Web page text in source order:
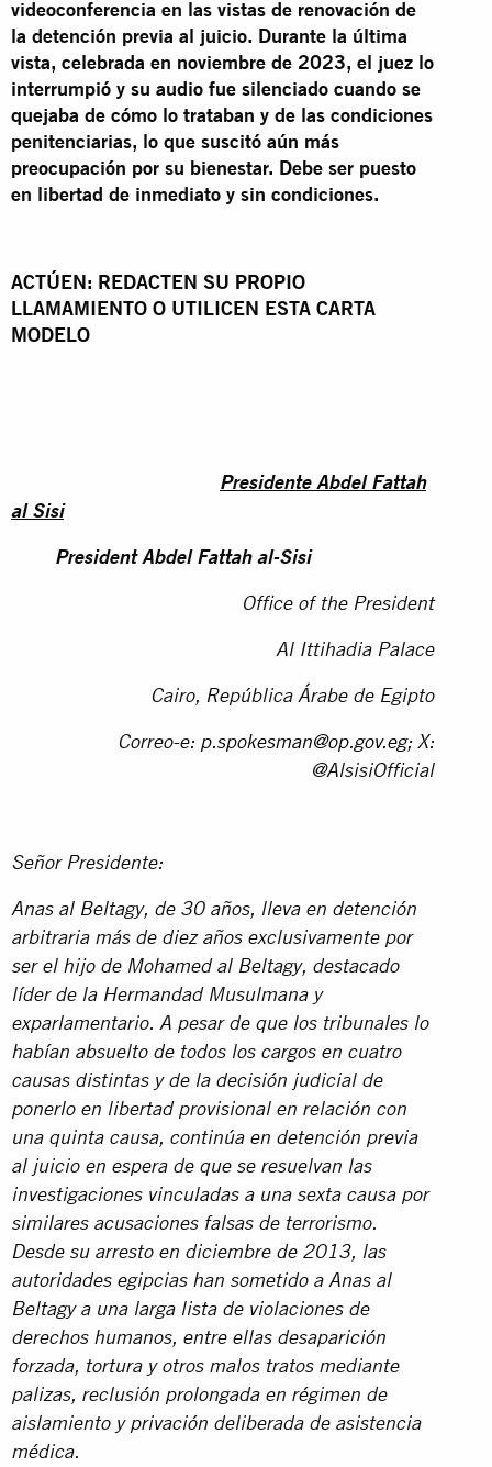
videoconferencia en las vistas de renovación de
la detención previa al juicio. Durante la última
vista, celebrada en noviembre de 2023, el juez lo
interrumpió y su audio fue silenciado cuando se
quejaba de cómo lo trataban y de las condiciones
penitenciarias, lo que suscitó aún más
preocupación por su bienestar. Debe ser puesto
en libertad de inmediato y sin condiciones.
ACTÚEN: REDACTEN SU PROPIO
LLAMAMIENTO O UTILICEN ESTA CARTA
MODELO
Presidente Abdel Fattah
al Sisi
President Abdel Fattah al-Sisi
Office of the President
Al Ittihadia Palace
Cairo, República Árabe de Egipto
Correo-e: p.spokesman@op.gov.eg;X:
@AlsisiOfficial
Señor Presidente:
Anas al Beltagy, de 30 años, lleva en detención
arbitraria más de diez años exclusivamente por
ser el hijo de Mohamed al Beltagy, destacado
líder de la Hermandad Musulmana y
exparlamentario. A pesar de que los tribunales lo
habían absuelto de todos los cargos en cuatro
causas distintas y de la decisión judicial de
ponerlo en libertad provisional en relación con
una quinta causa, continúa en detención previa
al juicio en espera de que se resuelvan las
investigaciones vinculadas a una sexta causa por
similares acusaciones falsas de terrorismo.
Desde su arresto en diciembre de 2013, las
autoridades egipcias han sometido a Anas al
Beltagy a una larga lista de violaciones de
derechos humanos, entre ellas desaparición
forzada, tortura y otros malos tratos mediante
palizas, reclusión prolongada en régimen de
aislamiento y privación deliberada de asistencia
médica.